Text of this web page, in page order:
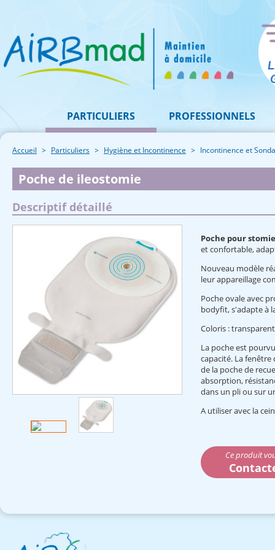
PARTICULIERS PROFESSIONNELS
Accueil Particuliers Hygiène et Incontinence Incontinence et
Poche de ileostomie
Descriptif détaillé
Poche pour
et confortable,
Nouveau modèle
leur appareillage
Poche ovale avec
bodyfit, s'adapte à
Coloris :
La poche est
capacité. La
de la poche de
absorption,
dans un pli ou sur
A utiliser avec la
Ce produit